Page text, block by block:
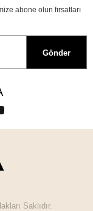
abone olun fırsatları
Gönder
Saklıdır.